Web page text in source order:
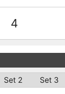
4
Set 2 Set 3